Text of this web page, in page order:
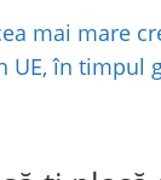
ămai mare
UE, în timpul